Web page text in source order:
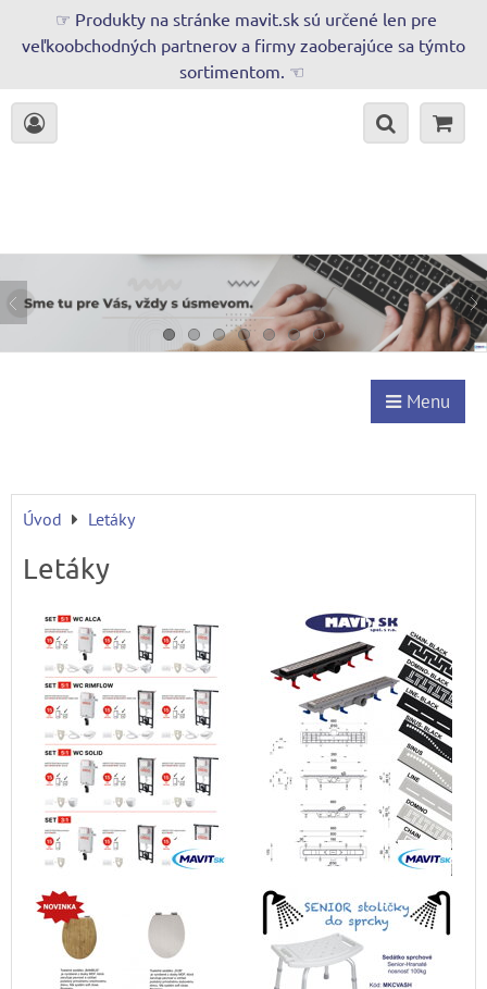
☞ Produkty na stránke mavit.sk sú určené len pre
veľkoobchodných partnerov a firmy zaoberajúce sa týmto
sortimentom. ☜
Menu
Úvod Letáky
Letáky